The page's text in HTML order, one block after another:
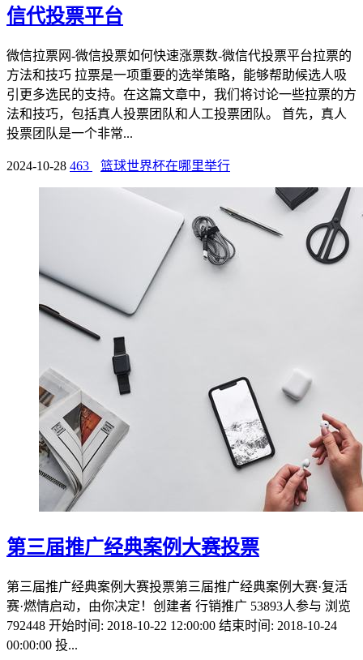
信代投票平台
微信拉票网-微信投票如何快速涨票数-微信代投票平台拉票的
方法和技巧 拉票是一项重要的选举策略，能够帮助候选人吸
引更多选民的支持。在这篇文章中，我们将讨论一些拉票的方
法和技巧，包括真人投票团队和人工投票团队。 首先，真人
投票团队是一个非常...
2024-10-28 463 篮球世界杯在哪里举行
第三届推广经典案例大赛投票
第三届推广经典案例大赛投票第三届推广经典案例大赛·复活
赛·燃情启动，由你决定！创建者 行销推广 53893人参与 浏览
792448 开始时间: 2018-10-22 12:00:00 结束时间: 2018-10-24
00:00:00 投...